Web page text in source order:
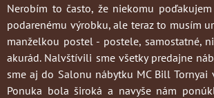
Nerobím to často, že niekomu
podarenému výrobku, ale teraz to musím
manželkou postel - postele, samostatné,
akurád. Nalvštívili sme všetky predajne
sme aj do Salonu nábytku MC Bill Tornyai
Ponuka bola široká a navyše nám